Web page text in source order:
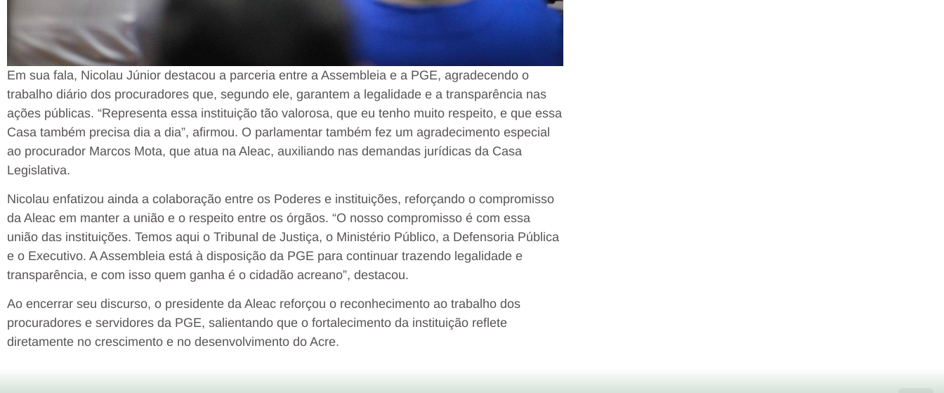
Em sua fala, Nicolau Júnior destacou a parceria entre a Assembleia e a PGE, agradecendo o
trabalho diário dos procuradores que, segundo ele, garantem a legalidade e a transparência nas
ações públicas. “Representa essa instituição tão valorosa, que eu tenho muito respeito, e que essa
Casa também precisa dia a dia”, afirmou. O parlamentar também fez um agradecimento especial
ao procurador Marcos Mota, que atua na Aleac, auxiliando nas demandas jurídicas da Casa
Legislativa.
Nicolau enfatizou ainda a colaboração entre os Poderes e instituições, reforçando o compromisso
da Aleac em manter a união e o respeito entre os órgãos. “O nosso compromisso é com essa
união das instituições. Temos aqui o Tribunal de Justiça, o Ministério Público, a Defensoria Pública
e o Executivo. A Assembleia está à disposição da PGE para continuar trazendo legalidade e
transparência, e com isso quem ganha é o cidadão acreano”, destacou.
Ao encerrar seu discurso, o presidente da Aleac reforçou o reconhecimento ao trabalho dos
procuradores e servidores da PGE, salientando que o fortalecimento da instituição reflete
diretamente no crescimento e no desenvolvimento do Acre.